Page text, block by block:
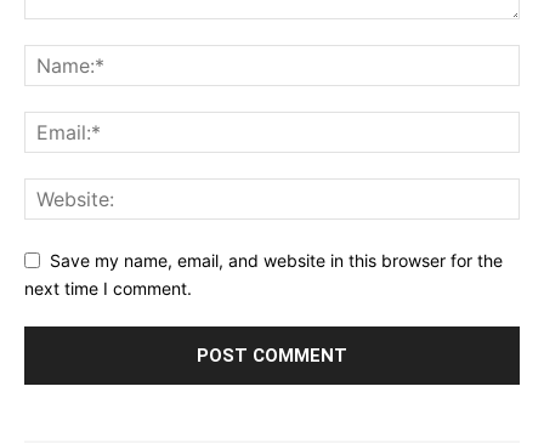
Save my name, email, and website in this browser for the
next time I comment.